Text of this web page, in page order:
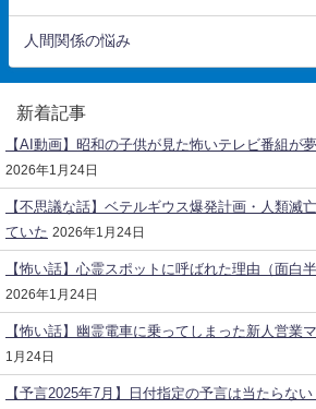
人間関係の悩み
新着記事
【AI動画】昭和の子供が見た怖いテレビ番組が
2026年1月24日
【不思議な話】ベテルギウス爆発計画・人類滅
ていた 2026年1月24日
【怖い話】心霊スポットに呼ばれた理由（面白
2026年1月24日
【怖い話】幽霊電車に乗ってしまった新人営業
1月24日
【予言2025年7月】日付指定の予言は当たらな